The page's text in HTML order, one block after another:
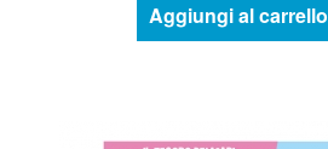
Aggiungi al carrello